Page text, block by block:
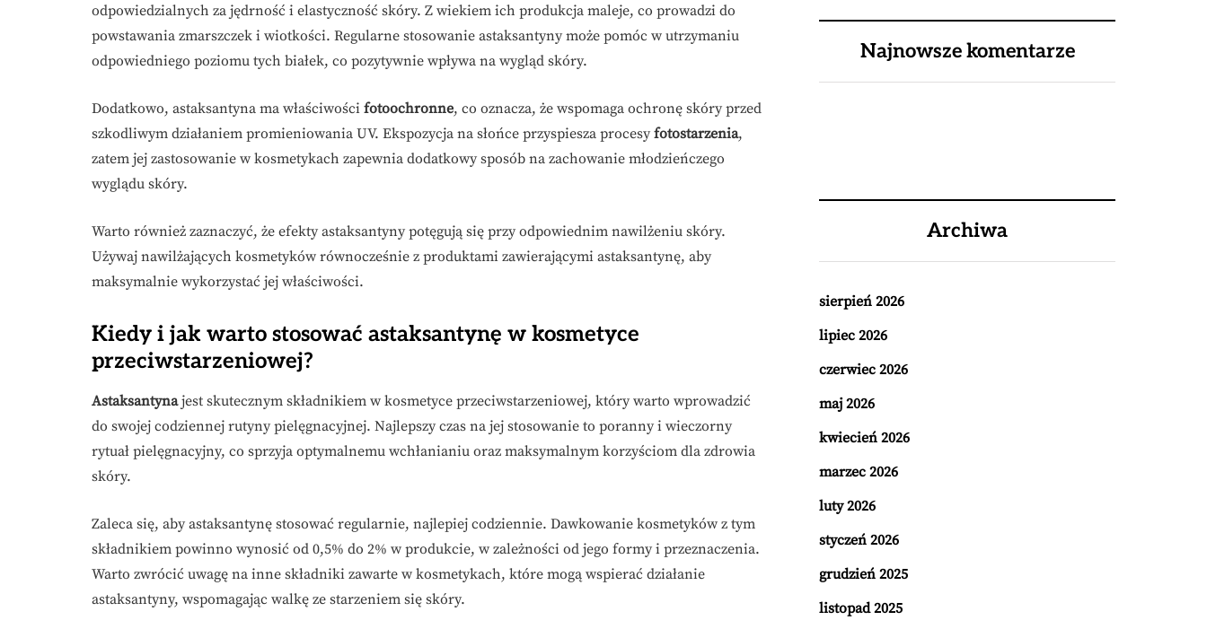
odpowiedzialnych za jędrność i elastyczność skóry. Z wiekiem ich produkcja maleje, co prowadzi do
powstawania zmarszczek i wiotkości. Regularne stosowanie astaksantyny może pomóc w utrzymaniu
odpowiedniego poziomu tych białek, co pozytywnie wpływa na wygląd skóry.
Dodatkowo, astaksantyna ma właściwości fotoochronne, co oznacza, że wspomaga ochronę skóry przed
szkodliwym działaniem promieniowania UV. Ekspozycja na słońce przyspiesza procesy fotostarzenia,
zatem jej zastosowanie w kosmetykach zapewnia dodatkowy sposób na zachowanie młodzieńczego
wyglądu skóry.
Warto również zaznaczyć, że efekty astaksantyny potęgują się przy odpowiednim nawilżeniu skóry.
Używaj nawilżających kosmetyków równocześnie z produktami zawierającymi astaksantynę, aby
maksymalnie wykorzystać jej właściwości.
Kiedy i jak warto stosować astaksantynę w kosmetyce
przeciwstarzeniowej?
Astaksantynajest skutecznym składnikiem w kosmetyce przeciwstarzeniowej, który warto wprowadzić
do swojej codziennej rutyny pielęgnacyjnej. Najlepszy czas na jej stosowanie to poranny i wieczorny
rytuał pielęgnacyjny, co sprzyja optymalnemu wchłanianiu oraz maksymalnym korzyściom dla zdrowia
skóry.
Zaleca się, aby astaksantynę stosować regularnie, najlepiej codziennie. Dawkowanie kosmetyków z tym
składnikiem powinno wynosić od 0,5% do 2% w produkcie, w zależności od jego formy i przeznaczenia.
Warto zwrócić uwagę na inne składniki zawarte w kosmetykach, które mogą wspierać działanie
astaksantyny, wspomagając walkę ze starzeniem się skóry.
Najnowsze komentarze
Archiwa
sierpień 2026
lipiec 2026
czerwiec 2026
maj 2026
kwiecień 2026
marzec 2026
luty 2026
styczeń 2026
grudzień 2025
listopad 2025